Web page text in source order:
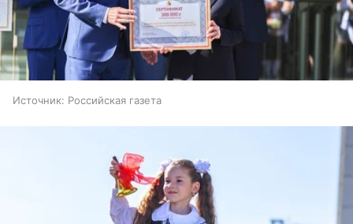
Источник: Российская газета